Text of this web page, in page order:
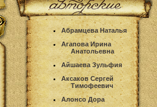
Абрамцева Наталья
Агапова Ирина
Анатольевна
Айшаева Зульфия
Аксаков Сергей
Тимофеевич
Алонсо Дора